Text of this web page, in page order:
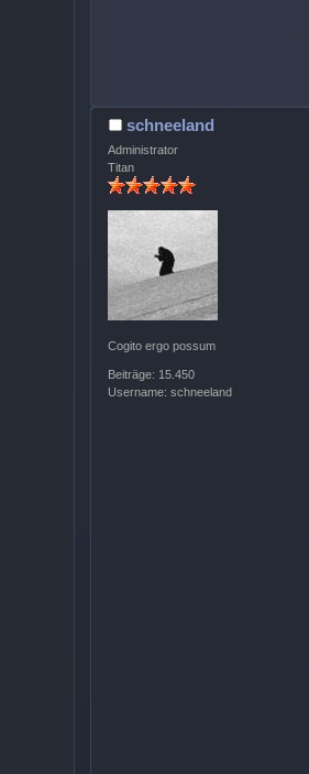
schneeland
Administrator
Titan
Cogito ergo possum
Beiträge: 15.450
Username: schneeland